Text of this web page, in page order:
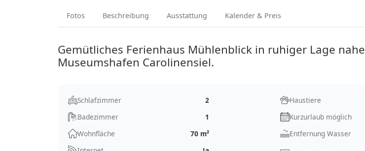
Fotos Beschreibung Ausstattung Kalender & Preis
Gemütliches Ferienhaus Mühlenblick in ruhiger Lage nahe
Museumshafen Carolinensiel.
Schlafzimmer
2
Badezimmer
1
Wohnfläche
70 m²
Haustiere
Kurzurlaub möglich
Entfernung Wasser